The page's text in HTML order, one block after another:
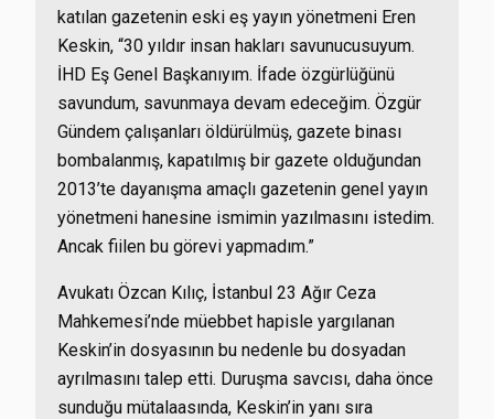
katılan gazetenin eski eş yayın yönetmeni Eren
Keskin, “30 yıldır insan hakları savunucusuyum.
İHD Eş Genel Başkanıyım. İfade özgürlüğünü
savundum, savunmaya devam edeceğim. Özgür
Gündem çalışanları öldürülmüş, gazete binası
bombalanmış, kapatılmış bir gazete olduğundan
2013’te dayanışma amaçlı gazetenin genel yayın
yönetmeni hanesine ismimin yazılmasını istedim.
Ancak fiilen bu görevi yapmadım.”
Avukatı Özcan Kılıç, İstanbul 23 Ağır Ceza
Mahkemesi’nde müebbet hapisle yargılanan
Keskin’in dosyasının bu nedenle bu dosyadan
ayrılmasını talep etti. Duruşma savcısı, daha önce
sunduğu mütalaasında, Keskin’in yanı sıra